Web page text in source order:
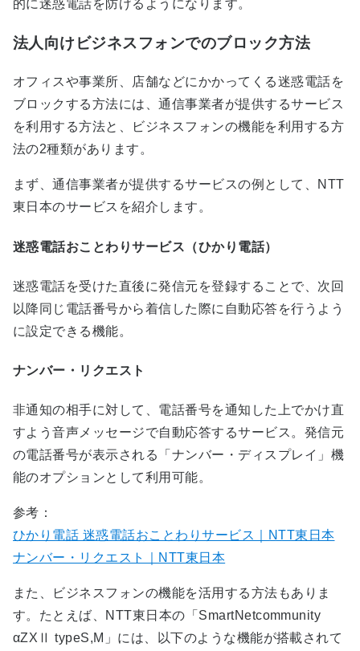
的に迷惑電話を防げるようになります。
法人向けビジネスフォンでのブロック方法
オフィスや事業所、店舗などにかかってくる迷惑電話を
ブロックする方法には、通信事業者が提供するサービス
を利用する方法と、ビジネスフォンの機能を利用する方
法の2種類があります。
まず、通信事業者が提供するサービスの例として、NTT
東日本のサービスを紹介します。
迷惑電話おことわりサービス（ひかり電話）
迷惑電話を受けた直後に発信元を登録することで、次回
以降同じ電話番号から着信した際に自動応答を行うよう
に設定できる機能。
ナンバー・リクエスト
非通知の相手に対して、電話番号を通知した上でかけ直
すよう音声メッセージで自動応答するサービス。発信元
の電話番号が表示される「ナンバー・ディスプレイ」機
能のオプションとして利用可能。
参考：
ひかり電話 迷惑電話おことわりサービス｜NTT東日本
ナンバー・リクエスト｜NTT東日本
また、ビジネスフォンの機能を活用する方法もありま
す。たとえば、NTT東日本の「SmartNetcommunity
αZXⅡ typeS,M」には、以下のような機能が搭載されて